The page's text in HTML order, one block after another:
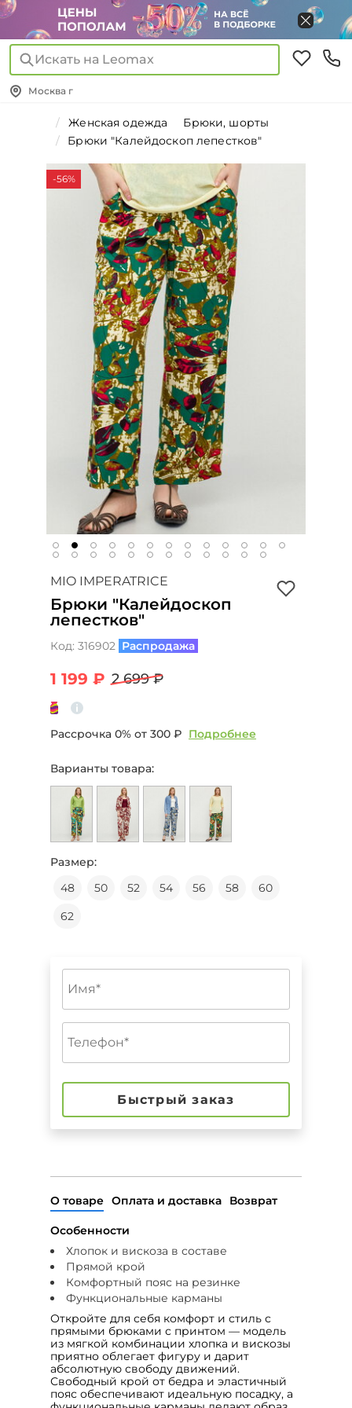
Искать на Leomax
Москва г
Женская одежда
Брюки, шорты
Брюки "Калейдоскоп лепестков"
-56%
MIO IMPERATRICE
Брюки "Калейдоскоп
лепестков"
Код: 316902 Распродажа
1 199 ₽ 2 699 ₽
Рассрочка 0% от 300 ₽ Подробнее
Варианты товара:
Размер:
48
50 52 54 56 58
60
62
Быстрый заказ
О товаре Оплата и доставка Возврат
Особенности
Хлопок и вискоза в составе
Прямой крой
Комфортный пояс на резинке
Функциональные карманы
Откройте для себя комфорт и стиль с
прямыми брюками с принтом — модель
из мягкой комбинации хлопка и вискозы
приятно облегает фигуру и дарит
абсолютную свободу движений.
Свободный крой от бедра и эластичный
пояс обеспечивают идеальную посадку, а